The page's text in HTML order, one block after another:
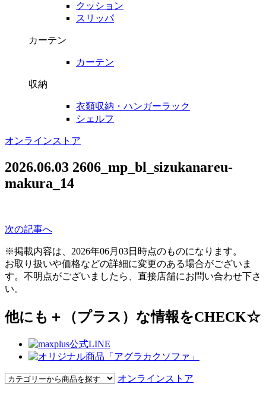
クッション
スリッパ
カーテン
カーテン
収納
衣類収納・ハンガーラック
シェルフ
オンラインストア
2026.06.03 2606_mp_bl_sizukanareu-
makura_14
次の記事へ
※掲載内容は、2026年06月03日時点のものになります。
お取り扱いや価格などの詳細に変更のある場合がございま
す。不明点がございましたら、直接店舗にお問い合わせ下さ
い。
他にも＋（プラス）な情報をCHECK☆
オンラインストア